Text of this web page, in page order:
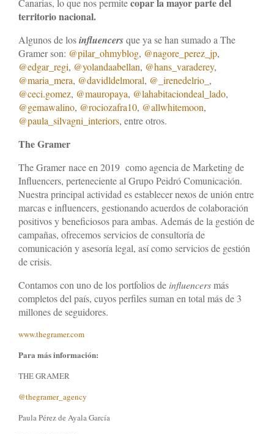
Influencers
News
Contacto
Canarias, lo que nos permite
territorio nacional.
Algunos de losinfluencersque ya se han sumado a The
Gramer son: @pilar_ohmyblog, @nagore_perez_jp,
@edgar_regi, @yolandaabellan, @hans_varaderey,
@maria_mera, @davidldelmoral, @_irenedelrio_ ,
@ceci.gomez, @mauropaya, @lahabitaciondeal_lado,
@gemawalino, @rociozafra10, @allwhitemoon,
@paula_silvagni_interiors, entre otros.
The Gramer
The Gramer nace en 2019 como agencia de Marketing de
Influencers, perteneciente al Grupo Peidró Comunicación.
Nuestra principal actividad es establecer nexos de unión entre
marcas e influencers, gestionando acuerdos de colaboración
positivos y beneficiosos para ambas. Además de la gestión de
campañas, ofrecemos servicios de consultoría de
comunicación y asesoría legal, así como servicios de gestión
de crisis.
Contamos con uno de los portfolios de influencersmás
completos del país, cuyos perfiles suman en total más de 3
millones de seguidores.
www.thegramer.com
Para más información:
THE GRAMER
@thegramer_agency
Paula Pérez de Ayala García